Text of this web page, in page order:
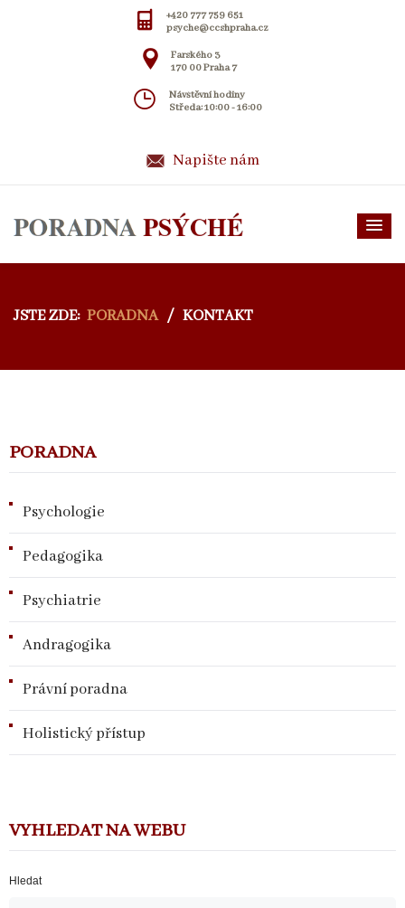
+420 777 759 651
psyche@ccshpraha.cz
Farského 3
170 00 Praha 7
Návštěvní hodiny
Středa: 10:00 - 16:00
Napište nám
JSTE ZDE: PORADNA / KONTAKT
PORADNA
Psychologie
Pedagogika
Psychiatrie
Andragogika
Právní poradna
Holistický přístup
VYHLEDAT NA WEBU
Hledat